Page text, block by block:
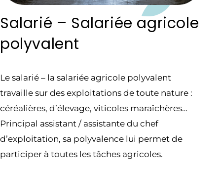
Salarié – Salariée agricole
polyvalent
Le salarié – la salariée agricole polyvalent
travaille sur des exploitations de toute nature :
céréalières, d’élevage, viticoles maraîchères…
Principal assistant / assistante du chef
d’exploitation, sa polyvalence lui permet de
participer à toutes les tâches agricoles.